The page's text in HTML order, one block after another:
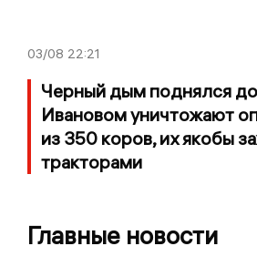
03/08 22:21
Черный дым поднялся
Ивановом уничтожают
из 350 коров, их якобы
тракторами
Главные новости